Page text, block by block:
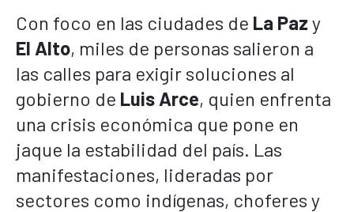
Con foco en las ciudades de La Paz y
El Alto, miles de personas salieron a
las calles para exigir soluciones al
gobierno de Luis Arce, quien enfrenta
una crisis económica que pone en
jaque la estabilidad del país. Las
manifestaciones, lideradas por
sectores como indígenas, choferes y